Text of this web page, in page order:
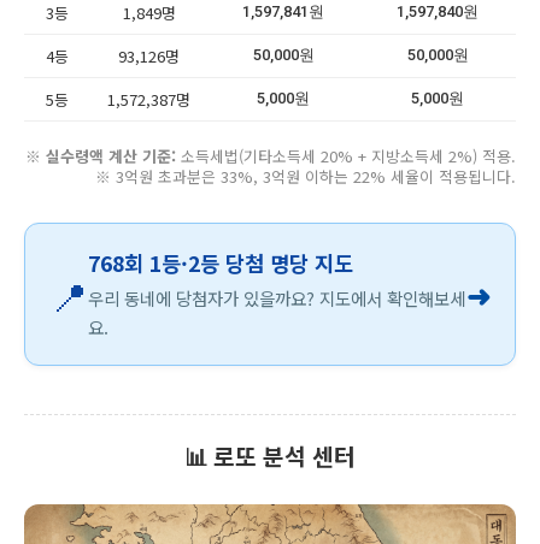
3등 1,849명 1,597,841원 1,597,840원
4등 93,126명 50,000원 50,000원
5등 1,572,387명 5,000원 5,000원
※ 실수령액 계산 기준: 소득세법(기타소득세 20% + 지방소득세 2%) 적용.
※ 3억원 초과분은 33%, 3억원 이하는 22% 세율이 적용됩니다.
📍
768회 1등·2등 당첨 명당 지도
우리 동네에 당첨자가 있을까요? 지도에서 확인해보세
요.
➜
📊 로또 분석 센터